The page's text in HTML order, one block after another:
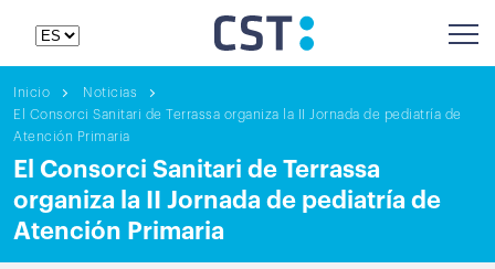
Inicio
Noticias
El Consorci Sanitari de Terrassa organiza la II Jornada de pediatría de
Atención Primaria
El Consorci Sanitari de Terrassa
organiza la II Jornada de pediatría de
Atención Primaria